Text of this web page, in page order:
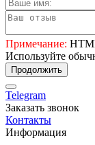
Примечание:
Используйте
Продолжить
Telegram
Заказать звонок
Контакты
Информация